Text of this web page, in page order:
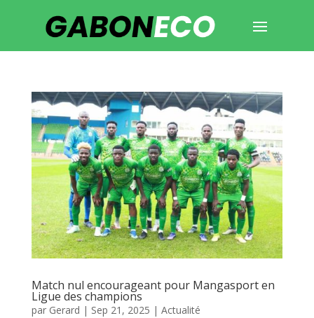
Match nul encourageant pour Mangasport en
Ligue des champions
par Gerard | Sep 21, 2025 | Actualité